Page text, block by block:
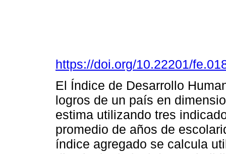
https://doi.org/10.22201/
El Índice de Desarrollo
logros de un país en
estima utilizando tres
promedio de años de
índice agregado se calcula